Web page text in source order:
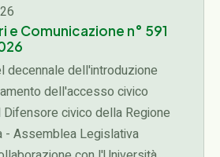
e Comunicazione n° 591
decennale dell'introduzione
dell'accesso civico
civico della Regione
- Assemblea Legislativa